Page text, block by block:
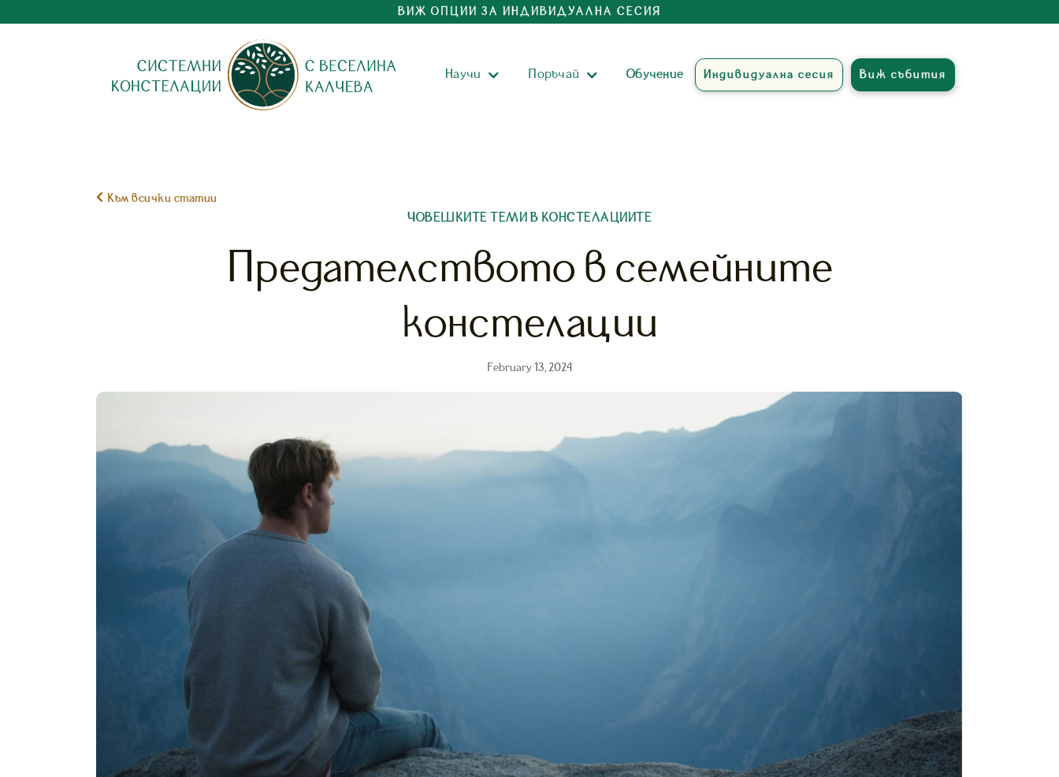
ВИЖ ОПЦИИ ЗА ИНДИВИДУАЛНА СЕСИЯ
Научи Поръчай Обучениe Индивидуална сесия Виж събития
 Към всички статии
ЧОВЕШКИТЕ ТЕМИ В КОНСТЕЛАЦИИТЕ
Предателството в семейните
констелации
February 13, 2024